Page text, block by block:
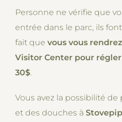
Personne ne vérifie que
entrée dans le parc, ils
fait que vous vous
Visitor Center pour
30$.
Vous avez la possibilité
et des douches à